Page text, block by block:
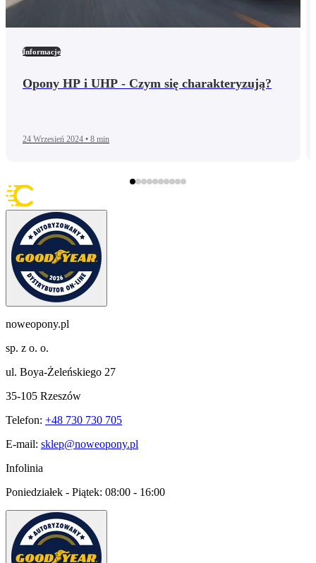
Informacje
Opony HP i UHP - Czym się charakteryzują?
24 Wrzesień 2024 • 8 min
noweopony.pl
sp. z o. o.
ul. Boya-Żeleńskiego 27
35-105 Rzeszów
Telefon: +48 730 730 705
E-mail: sklep@noweopony.pl
Infolinia
Poniedziałek - Piątek: 08:00 - 16:00